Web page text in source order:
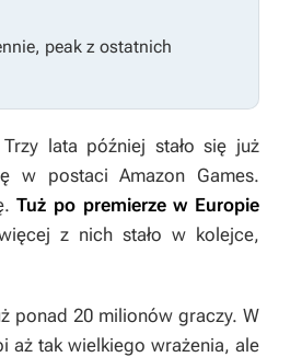
peak z ostatnich
lata później stało się już
w postaci Amazon Games.
Tuż po premierze w Europie
z nich stało w kolejce,
ponad 20 milionów graczy. W
aż tak wielkiego wrażenia, ale